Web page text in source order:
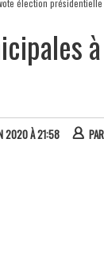
élection
2020 À 21:58 PAR